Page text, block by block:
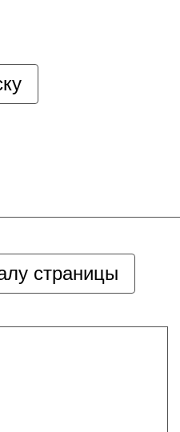
страницы